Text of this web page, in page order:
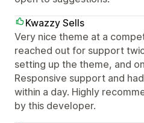
Kwazzy Sells
Very nice theme at a
reached out for support
setting up the theme, and
Responsive support and
within a day. Highly
by this developer.